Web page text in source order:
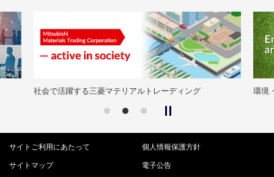
社会で活躍する三菱マテリアルトレーディング 環境
サイトご利用にあたって 個人情報保護方針
サイトマップ 電子公告